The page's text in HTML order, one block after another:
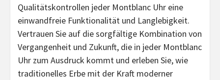
Qualitätskontrollen jeder Montblanc Uhr eine
einwandfreie Funktionalität und Langlebigkeit.
Vertrauen Sie auf die sorgfältige Kombination von
Vergangenheit und Zukunft, die in jeder Montblanc
Uhr zum Ausdruck kommt und erleben Sie, wie
traditionelles Erbe mit der Kraft moderner